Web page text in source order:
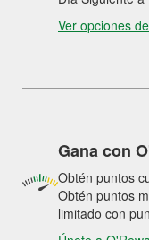
Ver opciones
Gana con
Obtén puntos
Obtén puntos
limitado con